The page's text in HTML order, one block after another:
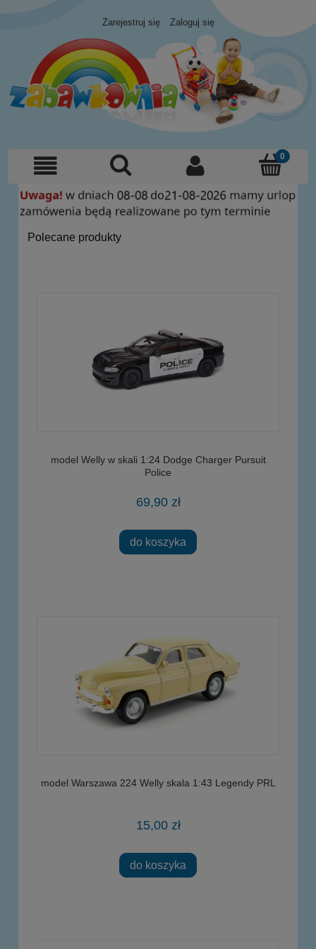
Zarejestruj się Zaloguj się
Polecane produkty
model Welly w skali 1:24 Dodge Charger Pursuit
Police
69,90 zł
do koszyka
model Warszawa 224 Welly skala 1:43 Legendy PRL
15,00 zł
do koszyka